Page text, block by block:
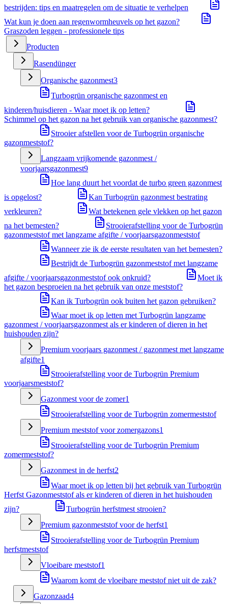
bestrijden: tips en maatregelen om de situatie te verhelpen
Wat kun je doen aan regenwormheuvels op het gazon?
Graszoden leggen - professionele tips
Producten
Rasendünger
Organische gazonmest3
Turbogrün organische gazonmest en
kinderen/huisdieren - Waar moet ik op letten?
Schimmel op het gazon na het gebruik van organische gazonmest?
Strooier afstellen voor de Turbogrün organische
gazonmeststof?
Langzaam vrijkomende gazonmest /
voorjaarsgazonmest9
Hoe lang duurt het voordat de turbo green gazonmest
is opgelost?
Kan Turbogrün gazonmest bestrating
verkleuren?
Wat betekenen gele vlekken op het gazon
na het bemesten?
Strooierafstelling voor de Turbogrün
gazonmeststof met langzame afgifte / voorjaarsgazonmeststof
Wanneer zie ik de eerste resultaten van het bemesten?
Bestrijdt de Turbogrün gazonmeststof met langzame
afgifte / voorjaarsgazonmeststof ook onkruid?
Moet ik
het gazon besproeien na het gebruik van onze meststof?
Kan ik Turbogrün ook buiten het gazon gebruiken?
Waar moet ik op letten met Turbogrün langzame
gazonmest / voorjaarsgazonmest als er kinderen of dieren in het
huishouden zijn?
Premium voorjaars gazonmest / gazonmest met langzame
afgifte1
Strooierafstelling voor de Turbogrün Premium
voorjaarsmeststof?
Gazonmest voor de zomer1
Strooierafstelling voor de Turbogrün zomermeststof
Premium meststof voor zomergazons1
Strooierafstelling voor de Turbogrün Premium
zomermeststof?
Gazonmest in de herfst2
Waar moet ik op letten bij het gebruik van Turbogrün
Herfst Gazonmeststof als er kinderen of dieren in het huishouden
zijn?
Turbogrün herfstmest strooien?
Premium gazonmeststof voor de herfst1
Strooierafstelling voor de Turbogrün Premium
herfstmeststof
Vloeibare meststof1
Waarom komt de vloeibare meststof niet uit de zak?
Gazonzaad4